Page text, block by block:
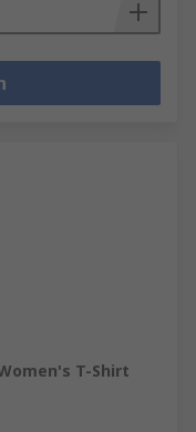
T-Shirt